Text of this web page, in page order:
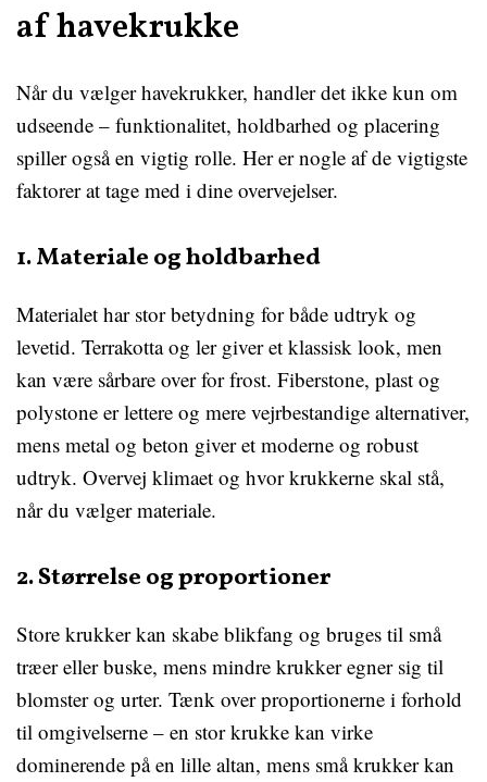
af havekrukke
Når du vælger havekrukker, handler det ikke kun om
udseende – funktionalitet, holdbarhed og placering
spiller også en vigtig rolle. Her er nogle af de vigtigste
faktorer at tage med i dine overvejelser.
1. Materiale og holdbarhed
Materialet har stor betydning for både udtryk og
levetid. Terrakotta og ler giver et klassisk look, men
kan være sårbare over for frost. Fiberstone, plast og
polystone er lettere og mere vejrbestandige alternativer,
mens metal og beton giver et moderne og robust
udtryk. Overvej klimaet og hvor krukkerne skal stå,
når du vælger materiale.
2. Størrelse og proportioner
Store krukker kan skabe blikfang og bruges til små
træer eller buske, mens mindre krukker egner sig til
blomster og urter. Tænk over proportionerne i forhold
til omgivelserne – en stor krukke kan virke
dominerende på en lille altan, mens små krukker kan